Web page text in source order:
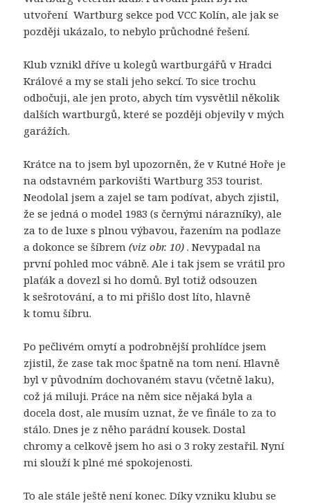
utvoření Wartburg sekce pod VCC Kolín, ale jak se
později ukázalo, to nebylo průchodné řešení.
Klub vznikl dříve u kolegů wartburgářů v Hradci
Králové a my se stali jeho sekcí. To sice trochu
odbočuji, ale jen proto, abych tím vysvětlil několik
dalších wartburgů, které se později objevily v mých
garážích.
Krátce na to jsem byl upozorněn, že v Kutné Hoře je
na odstavném parkovišti Wartburg 353 tourist.
Neodolal jsem a zajel se tam podívat, abych zjistil,
že se jedná o model 1983 (s černými nárazníky), ale
za to de luxe s plnou výbavou, řazením na podlaze
a dokonce se šíbrem(viz obr. 10) . Nevypadal na
první pohled moc vábně. Ale i tak jsem se vrátil pro
plaťák a dovezl si ho domů. Byl totiž odsouzen
k sešrotování, a to mi přišlo dost líto, hlavně
k tomu šíbru.
Po pečlivém omytí a podrobnější prohlídce jsem
zjistil, že zase tak moc špatně na tom není. Hlavně
byl v původním dochovaném stavu (včetně laku),
což já miluji. Práce na něm sice nějaká byla a
docela dost, ale musím uznat, že ve finále to za to
stálo. Dnes je z něho parádní kousek. Dostal
chromy a celkově jsem ho asi o 3 roky zestařil. Nyní
mi slouží k plné mé spokojenosti.
To ale stále ještě není konec. Díky vzniku klubu se